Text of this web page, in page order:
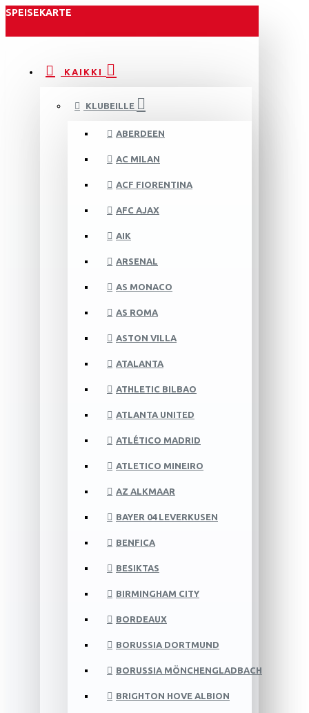
SPEISEKARTE
KAIKKI
KLUBEILLE
ABERDEEN
AC MILAN
ACF FIORENTINA
AFC AJAX
AIK
ARSENAL
AS MONACO
AS ROMA
ASTON VILLA
ATALANTA
ATHLETIC BILBAO
ATLANTA UNITED
ATLÉTICO MADRID
ATLETICO MINEIRO
AZ ALKMAAR
BAYER 04 LEVERKUSEN
BENFICA
BESIKTAS
BIRMINGHAM CITY
BORDEAUX
BORUSSIA DORTMUND
BORUSSIA MÖNCHENGLADBACH
BRIGHTON HOVE ALBION